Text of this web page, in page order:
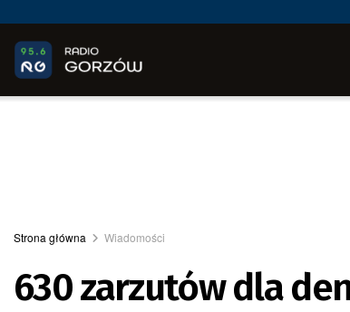
Strona główna Wiadomości
630 zarzutów dla